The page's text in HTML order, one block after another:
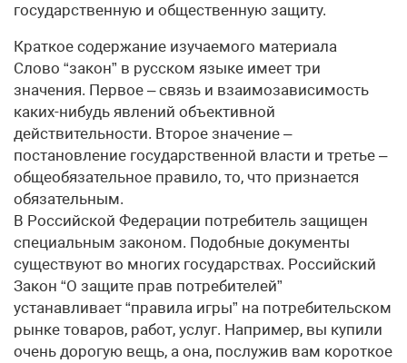
государственную и общественную защиту.
Краткое содержание изучаемого материала
Слово “закон” в русском языке имеет три
значения. Первое – связь и взаимозависимость
каких-нибудь явлений объективной
действительности. Второе значение –
постановление государственной власти и третье –
общеобязательное правило, то, что признается
обязательным.
В Российской Федерации потребитель защищен
специальным законом. Подобные документы
существуют во многих государствах. Российский
Закон “О защите прав потребителей”
устанавливает “правила игры” на потребительском
рынке товаров, работ, услуг. Например, вы купили
очень дорогую вещь, а она, послужив вам короткое